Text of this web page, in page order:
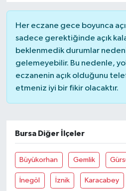
Her eczane gece boyunca
sadece gerektiğinde açık
beklenmedik durumlar
gelemeyebilir. Bu nedenle,
eczanenin açık olduğunu
etmeniz iyi bir fikir olacaktır.
Bursa Diğer İlçeler
Büyükorhan Gemlik
İnegöl İznik Karacabey